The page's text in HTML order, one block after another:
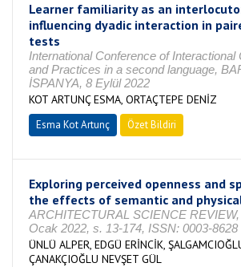
Learner familiarity as an
influencing dyadic interaction in
tests
International Conference of Interactional
and Practices in a second language,
İSPANYA, 8 Eylül 2022
KOT ARTUNÇ ESMA, ORTAÇTEPE DENİZ
Esma Kot Artunç Özet Bildiri
Exploring perceived openness and
the effects of semantic and
ARCHITECTURAL SCIENCE REVIEW,
Ocak 2022, s. 13-174, ISSN: 0003-8628
ÜNLÜ ALPER, EDGÜ ERİNCİK,
ÇANAKÇIOĞLU NEVŞET GÜL